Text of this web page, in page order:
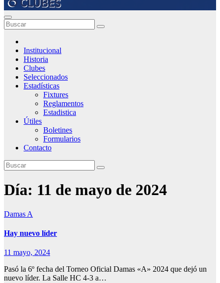
Institucional
Historia
Clubes
Seleccionados
Estadísticas
Fixtures
Reglamentos
Estadistica
Útiles
Boletines
Formularios
Contacto
Día: 11 de mayo de 2024
Damas A
Hay nuevo líder
11 mayo, 2024
Pasó la 6º fecha del Torneo Oficial Damas «A» 2024 que dejó un
nuevo líder. La Salle HC 4-3 a…